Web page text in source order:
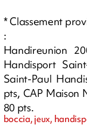
* Classement
:
Handireunion
Handisport
Saint-Paul
pts, CAP Maison
80 pts.
boccia, jeux,